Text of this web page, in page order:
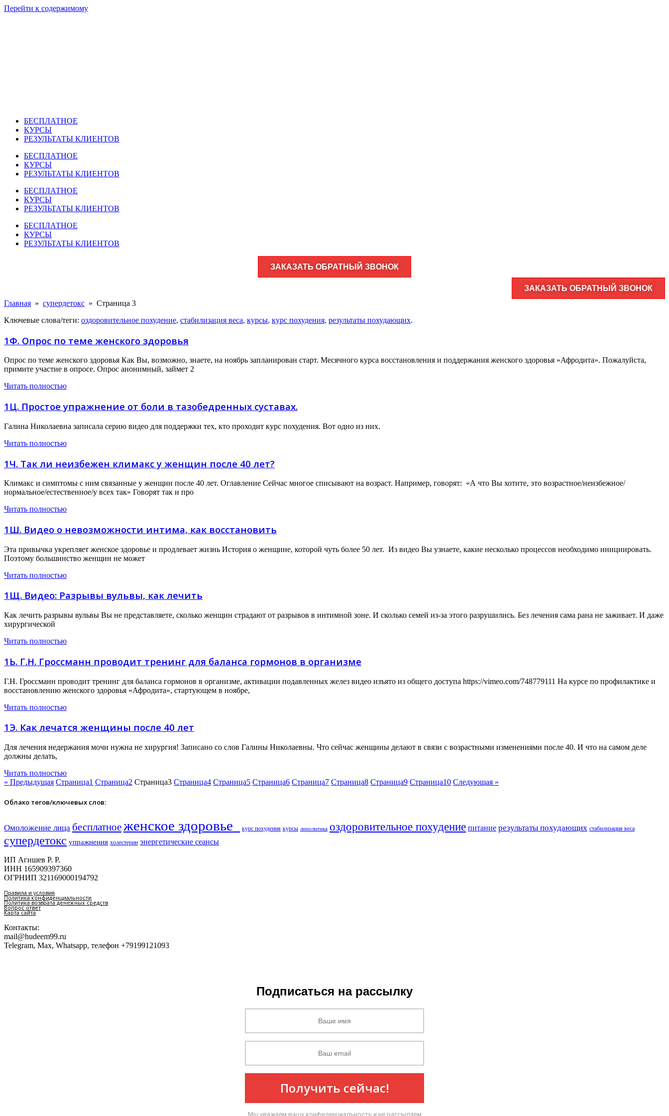
Перейти к содержимому
БЕСПЛАТНОЕ
КУРСЫ
РЕЗУЛЬТАТЫ КЛИЕНТОВ
БЕСПЛАТНОЕ
КУРСЫ
РЕЗУЛЬТАТЫ КЛИЕНТОВ
БЕСПЛАТНОЕ
КУРСЫ
РЕЗУЛЬТАТЫ КЛИЕНТОВ
БЕСПЛАТНОЕ
КУРСЫ
РЕЗУЛЬТАТЫ КЛИЕНТОВ
ЗАКАЗАТЬ ОБРАТНЫЙ ЗВОНОК
ЗАКАЗАТЬ ОБРАТНЫЙ ЗВОНОК
Главная » супердетокс » Страница 3
Ключевые слова/теги: оздоровительное похудение, стабилизация веса, курсы, курс похудения, результаты похудающих.
1Ф. Опрос по теме женского здоровья
Опрос по теме женского здоровья Как Вы, возможно, знаете, на ноябрь запланирован старт. Месячного курса восстановления и поддержания женского здоровья »Афродита». Пожалуйста,
примите участие в опросе. Опрос анонимный, займет 2
Читать полностью
1Ц. Простое упражнение от боли в тазобедренных суставах.
Галина Николаевна записала серию видео для поддержки тех, кто проходит курс похудения. Вот одно из них.
Читать полностью
1Ч. Так ли неизбежен климакс у женщин после 40 лет?
Климакс и симптомы с ним связанные у женщин после 40 лет. Оглавление Сейчас многое списывают на возраст. Например, говорят: «А что Вы хотите, это возрастное/неизбежное/
нормальное/естественное/у всех так» Говорят так и про
Читать полностью
1Ш. Видео о невозможности интима, как восстановить
Эта привычка укрепляет женское здоровье и продлевает жизнь История о женщине, которой чуть более 50 лет. Из видео Вы узнаете, какие несколько процессов необходимо инициировать.
Поэтому большинство женщин не может
Читать полностью
1Щ. Видео: Разрывы вульвы, как лечить
Как лечить разрывы вульвы Вы не представляете, сколько женщин страдают от разрывов в интимной зоне. И сколько семей из-за этого разрушились. Без лечения сама рана не заживает. И даже
хирургической
Читать полностью
1Ь. Г.Н. Гроссманн проводит тренинг для баланса гормонов в организме
Г.Н. Гроссманн проводит тренинг для баланса гормонов в организме, активации подавленных желез видео изъято из общего доступа https://vimeo.com/748779111 На курсе по профилактике и
восстановлению женского здоровья «Афродита», стартующем в ноябре,
Читать полностью
1Э. Как лечатся женщины после 40 лет
Для лечения недержания мочи нужна не хирургия! Записано со слов Галины Николаевны. Что сейчас женщины делают в связи с возрастными изменениями после 40. И что на самом деле
должны делать,
Читать полностью
« Предыдущая Страница1 Страница2 Страница3 Страница4 Страница5 Страница6 Страница7 Страница8 Страница9 Страница10 Следующая »
Облако тегов/ключевых слов:
Омоложение лица бесплатноеженское здоровье​ курс похудения курсы липолитика оздоровительное похудение питание результаты похудающих стабилизация веса
супердетокс упражнения холестерин энергетические сеансы
ИП Агишев Р. Р.
ИНН 165909397360
ОГРНИП 321169000194792
Правила и условия
Политика конфиденциальности
Политика возврата денежных средств
Вопрос ответ
Карта сайта
Контакты:
mail@hudeem99.ru
Telegram, Max, Whatsapp, телефон +79199121093
Подписаться на рассылку
Получить сейчас!
Мы уважаем вашу конфиденциальность и не рассылаем